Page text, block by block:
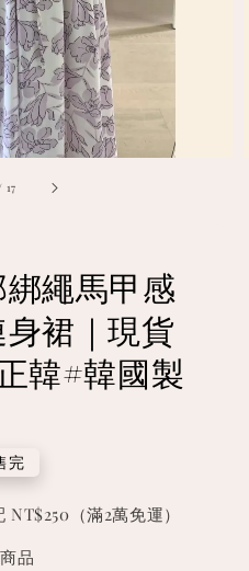
/ 17
繩馬甲感
裙｜現貨
韓#韓國製
完
（滿2萬免運）
品